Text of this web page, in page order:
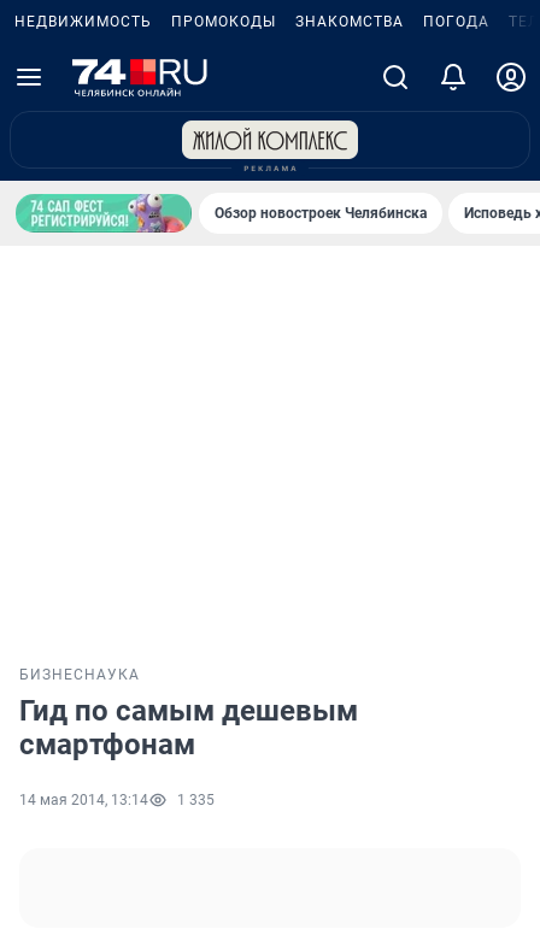
НЕДВИЖИМОСТЬ ПРОМОКОДЫ ЗНАКОМСТВА ПОГОДА
Обзор новостроек Челябинска Исповедь
БИЗНЕС НАУКА
Гид по самым дешевым
смартфонам
14 мая 2014, 13:14 1 335